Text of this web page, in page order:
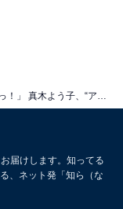
届けします。知ってる
、ネット発「知ら（な